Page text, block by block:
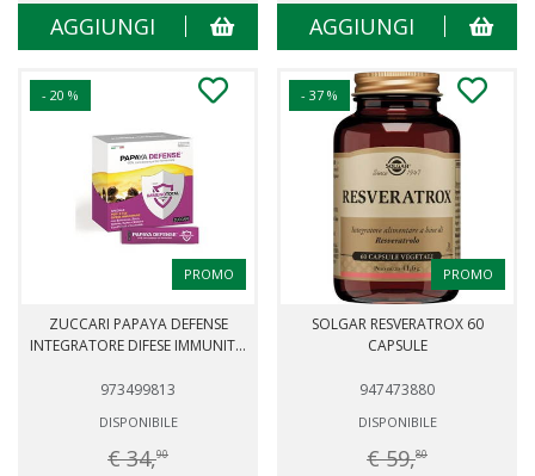
AGGIUNGI AGGIUNGI
- 20 %
PROMO
ZUCCARI PAPAYA DEFENSE
INTEGRATORE DIFESE IMMUNIT...
973499813
DISPONIBILE
€ 34,90
- 37 %
PROMO
SOLGAR RESVERATROX 60
CAPSULE
947473880
DISPONIBILE
€ 59,80